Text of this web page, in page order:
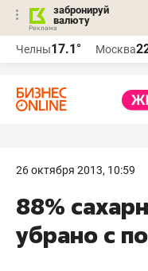
забронируй
валюту
Челны17.1° Москва
26 октября 2013, 10:59
88%
убрано с